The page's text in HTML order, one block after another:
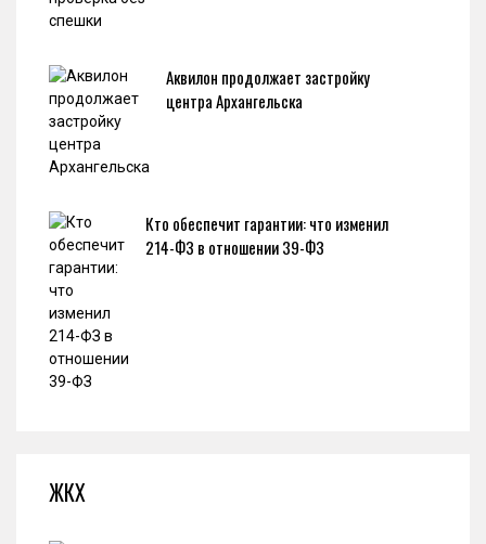
Аквилон продолжает застройку
центра Архангельска
Кто обеспечит гарантии: что изменил
214-ФЗ в отношении 39-ФЗ
ЖКХ